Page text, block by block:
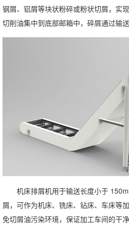
钢屑、铝屑等块状粉碎或粉状切屑，实
切削油集中到底部邮箱中，碎屑通过输
机床排屑机用于输送长度小于
屑，可作为机床、铣床、钻床、车床等
免切屑油污染环境，保证加工车间的干净